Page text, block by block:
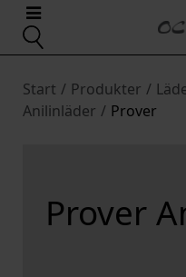
Start / Produkter /
Anilinläder / Prover
Prover